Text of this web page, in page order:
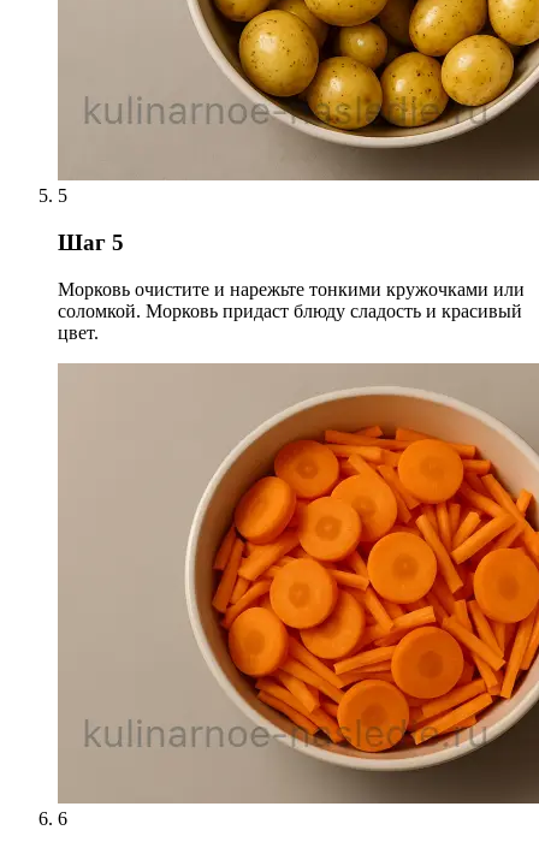
5
Шаг 5
Морковь очистите и нарежьте тонкими кружочками или
соломкой. Морковь придаст блюду сладость и красивый
цвет.
6